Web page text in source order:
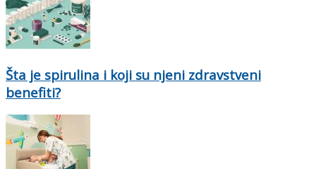
Šta je spirulina i koji su njeni zdravstveni
benefiti?